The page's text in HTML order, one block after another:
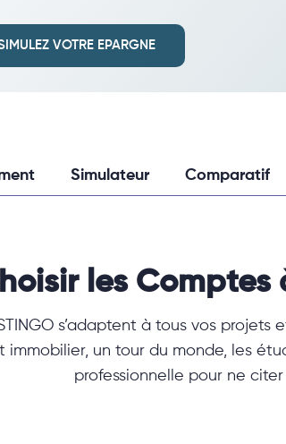
VOTRE EPARGNE
Simulateur Comparatif
les Comptes
s’adaptent à tous vos
immobilier, un tour du monde, les
professionnelle pour ne citer